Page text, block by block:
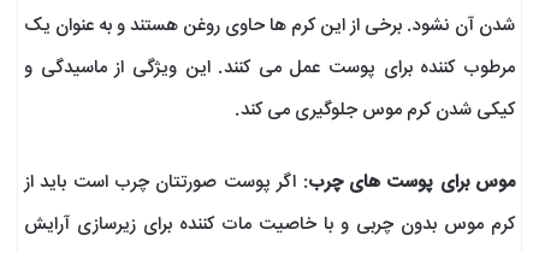
شدن آن نشود. برخی از این کرم ها حاوی روغن هستند و به عنوان یک
مرطوب کننده برای پوست عمل می کنند. این ویژگی از ماسیدگی و
کیکی شدن کرم موس جلوگیری می کند.
موس برای پوست های چرب: اگر پوست صورتتان چرب است باید از
کرم موس بدون چربی و با خاصیت مات کننده برای زیرسازی آرایش